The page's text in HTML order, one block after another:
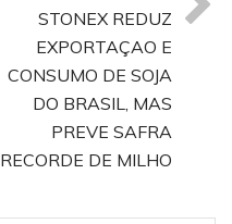
STONEX REDUZ
EXPORTAÇAO E
CONSUMO DE SOJA
DO BRASIL, MAS
PREVE SAFRA
RECORDE DE MILHO